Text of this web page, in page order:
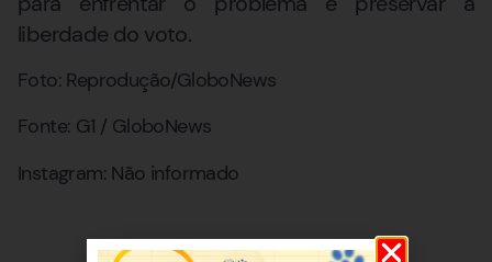
liberdade do voto.
Foto: Reprodução/GloboNews
Fonte: G1 / GloboNews
Instagram: Não informado